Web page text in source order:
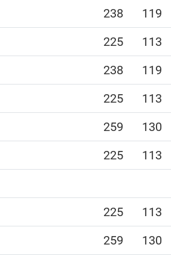
238
119
225
113
238
119
225
113
259
130
225
113
225
113
259 130